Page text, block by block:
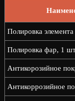
Полировка элемента
Полировка фар, 1
Антикорозийное
Антикоррозийное